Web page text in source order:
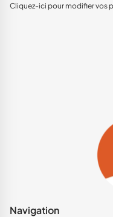
Cliquez-ici pour modifier vos
Navigation